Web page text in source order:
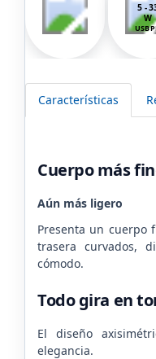
5 -
W
USB
Características
Cuerpo más
Aún más ligero
Presenta un cuerpo
trasera curvados,
cómodo.
Todo gira en
El diseño
elegancia.